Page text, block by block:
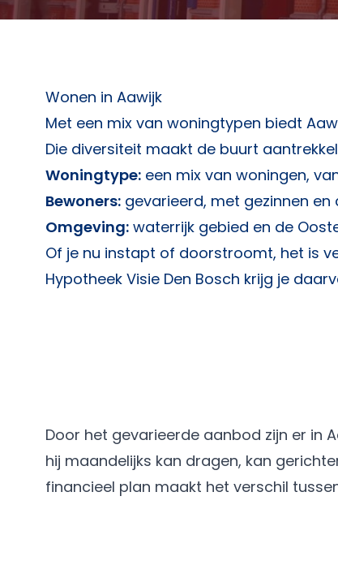
Wonen in Aawijk
Met een mix van woningtypen biedt
Die diversiteit maakt de buurt
Woningtype: een mix van woningen,
Bewoners: gevarieerd, met gezinnen
Omgeving: waterrijk gebied en de
Of je nu instapt of doorstroomt, het is
Hypotheek Visie Den Bosch krijg je
Door het gevarieerde aanbod zijn er in
hij maandelijks kan dragen, kan
financieel plan maakt het verschil